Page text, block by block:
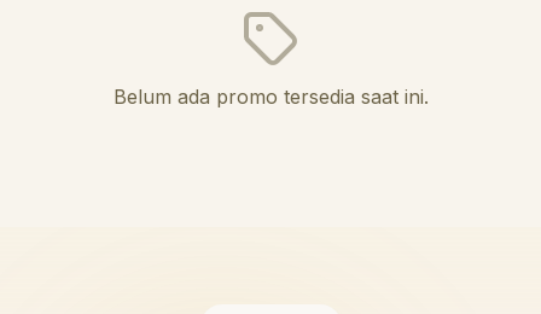
Belum ada promo tersedia saat ini.